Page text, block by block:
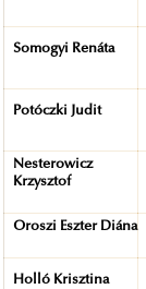
Somogyi Renáta
Potóczki Judit
Nesterowicz
Krzysztof
Oroszi Eszter Diána
Holló Krisztina